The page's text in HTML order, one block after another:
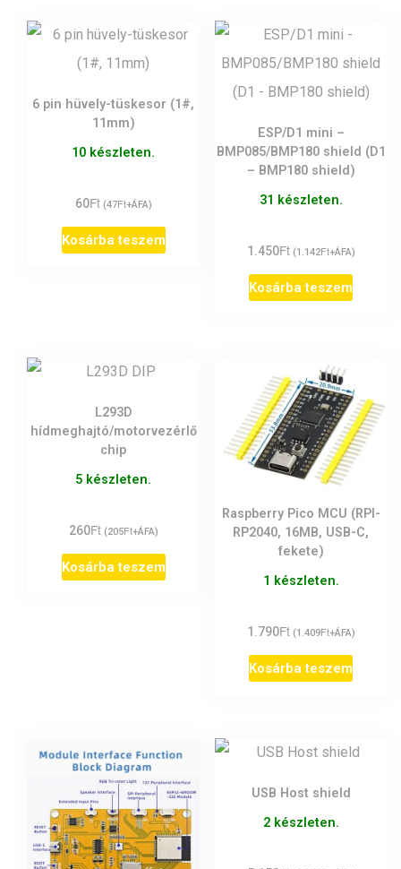
6 pin hüvely-tüskesor (1#,
11mm)
10 készleten.
60Ft (47Ft+ÁFA)
Kosárba teszem
ESP/D1 mini –
BMP085/BMP180 shield (D1
– BMP180 shield)
31 készleten.
1.450Ft (1.142Ft+ÁFA)
Kosárba teszem
L293D
hídmeghajtó/motorvezérlő
chip
5 készleten.
260Ft (205Ft+ÁFA)
Kosárba teszem
Raspberry Pico MCU (RPI-
RP2040, 16MB, USB-C,
fekete)
1 készleten.
1.790Ft (1.409Ft+ÁFA)
Kosárba teszem
USB Host shield
2 készleten.